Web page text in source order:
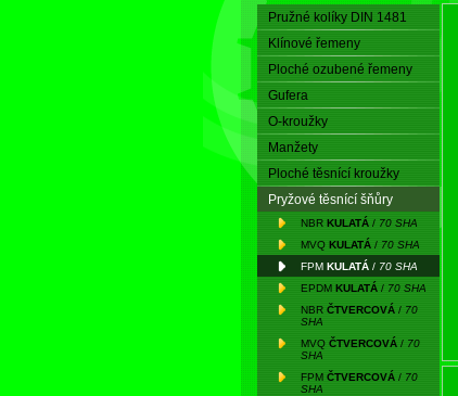
Pružné kolíky DIN 1481
Klínové řemeny
Ploché ozubené řemeny
Gufera
O-kroužky
Manžety
Ploché těsnící kroužky
Pryžové těsnící šňůry
NBR KULATÁ / 70 SHA
MVQ KULATÁ / 70 SHA
FPM KULATÁ / 70 SHA
EPDM KULATÁ / 70 SHA
NBR ČTVERCOVÁ / 70
SHA
MVQ ČTVERCOVÁ / 70
SHA
FPM ČTVERCOVÁ / 70
SHA